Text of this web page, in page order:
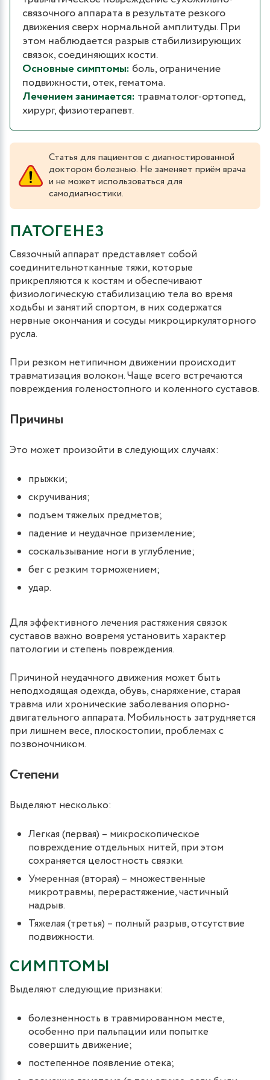
связочного аппарата в результате резкого
движения сверх нормальной амплитуды. При
этом наблюдается разрыв стабилизирующих
связок, соединяющих кости.
Основные симптомы: боль, ограничение
подвижности, отек, гематома.
Лечением занимается: травматолог-ортопед,
хирург, физиотерапевт.
Статья для пациентов с диагностированной
доктором болезнью. Не заменяет приём врача
и не может использоваться для
самодиагностики.
ПАТОГЕНЕЗ
Связочный аппарат представляет собой
соединительнотканные тяжи, которые
прикрепляются к костям и обеспечивают
физиологическую стабилизацию тела во время
ходьбы и занятий спортом, в них содержатся
нервные окончания и сосуды микроциркуляторного
русла.
При резком нетипичном движении происходит
травматизация волокон. Чаще всего встречаются
повреждения голеностопного и коленного суставов.
Причины
Это может произойти в следующих случаях:
прыжки;
скручивания;
подъем тяжелых предметов;
падение и неудачное приземление;
соскальзывание ноги в углубление;
бег с резким торможением;
удар.
Для эффективного лечения растяжения связок
суставов важно вовремя установить характер
патологии и степень повреждения.
Причиной неудачного движения может быть
неподходящая одежда, обувь, снаряжение, старая
травма или хронические заболевания опорно-
двигательного аппарата. Мобильность затрудняется
при лишнем весе, плоскостопии, проблемах с
позвоночником.
Степени
Выделяют несколько:
Легкая (первая) – микроскопическое
повреждение отдельных нитей, при этом
сохраняется целостность связки.
Умеренная (вторая) – множественные
микротравмы, перерастяжение, частичный
надрыв.
Тяжелая (третья) – полный разрыв, отсутствие
подвижности.
СИМПТОМЫ
Выделяют следующие признаки:
болезненность в травмированном месте,
особенно при пальпации или попытке
совершить движение;
постепенное появление отека;